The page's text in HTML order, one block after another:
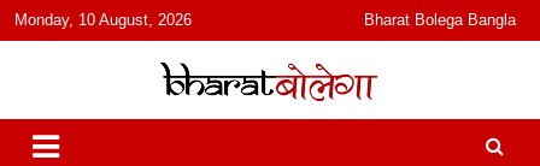
content
Monday, 10 August, 2026 Bharat Bolega Bangla
भारत बोलेगा
हिंदी में समाचार, विचार, ऑडियो, वीडियो और फ़ीचर. भारत बोलेगा हिंदी न्यूज़ वेबसाइट
India: News, Views, Info, Trends & Podcast I जानकारी भी समझदारी भी
और पॉडकास्ट